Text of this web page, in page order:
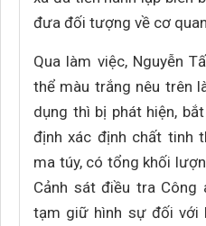
đưa đối tượng về cơ
Qua làm việc, Nguyễn
thể màu trắng nêu trên
dụng thì bị phát hiện,
định xác định chất tinh
ma túy, có tổng khối
Cảnh sát điều tra Công
tạm giữ hình sự đối với